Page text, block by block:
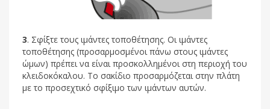
3. Σφίξτε τους ιμάντες τοποθέτησης. Οι ιμάντες
τοποθέτησης (προσαρμοσμένοι πάνω στους ιμάντες
ώμων) πρέπει να είναι προσκολλημένοι στη περιοχή του
κλειδοκόκαλου. Το σακίδιο προσαρμόζεται στην πλάτη
με το προσεχτικό σφίξιμο των ιμάντων αυτών.